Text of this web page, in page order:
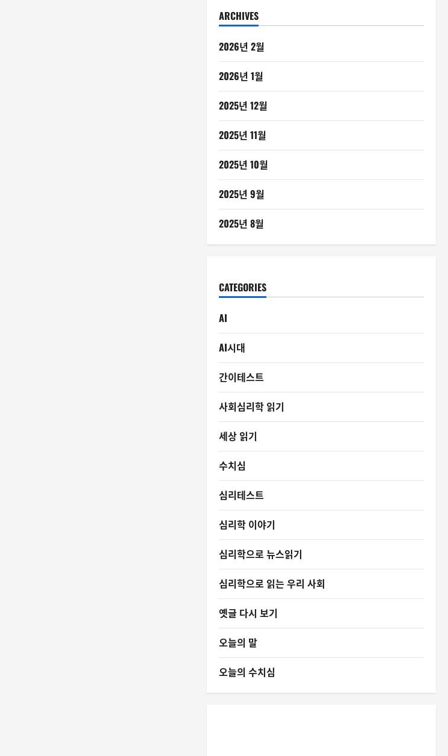
ARCHIVES
2026년 2월
2026년 1월
2025년 12월
2025년 11월
2025년 10월
2025년 9월
2025년 8월
CATEGORIES
AI
AI시대
간이테스트
사회심리학 읽기
세상 읽기
수치심
심리테스트
심리학 이야기
심리학으로 뉴스읽기
심리학으로 읽는 우리 사회
옛글 다시 보기
오늘의 말
오늘의 수치심